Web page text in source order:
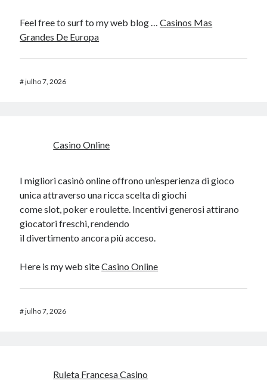
Feel free to surf to my web blog …Casinos Mas
Grandes De Europa
#julho 7, 2026
Casino Online
I migliori casinò online offrono un’esperienza di gioco
unica attraverso una ricca scelta di giochi
come slot, poker e roulette. Incentivi generosi attirano
giocatori freschi, rendendo
il divertimento ancora più acceso.
Here is my web siteCasino Online
#julho 7, 2026
Ruleta Francesa Casino